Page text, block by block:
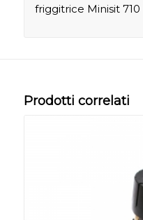
friggitrice Minisit 710
Prodotti correlati